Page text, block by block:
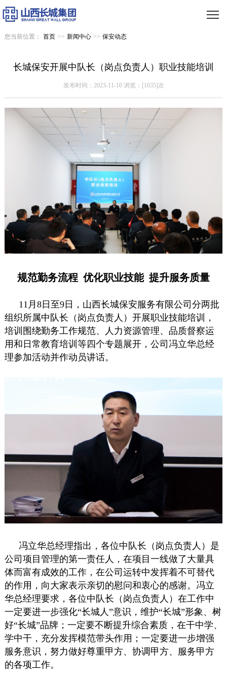
您当前位置： 首页 >> 新闻中心 >> 保安动态
长城保安开展中队长（岗点负责人）职业技能培训
发布时间：2023-11-10 浏览：[1035]次
规范勤务流程 优化职业技能 提升服务质量
11月8日至9日，山西长城保安服务有限公司分两批
组织所属中队长（岗点负责人）开展职业技能培训，
培训围绕勤务工作规范、人力资源管理、品质督察运
用和日常教育培训等四个专题展开，公司冯立华总经
理参加活动并作动员讲话。
冯立华总经理指出，各位中队长（岗点负责人）是
公司项目管理的第一责任人，在项目一线做了大量具
体而富有成效的工作，在公司运转中发挥着不可替代
的作用，向大家表示亲切的慰问和衷心的感谢。冯立
华总经理要求，各位中队长（岗点负责人）在工作中
一定要进一步强化“长城人”意识，维护“长城”形象、树
好“长城”品牌；一定要不断提升综合素质，在干中学、
学中干，充分发挥模范带头作用；一定要进一步增强
服务意识，努力做好尊重甲方、协调甲方、服务甲方
的各项工作。